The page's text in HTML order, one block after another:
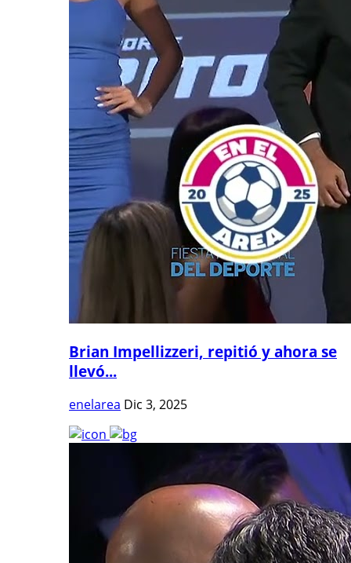
Brian Impellizzeri, repitió y ahora se
llevó...
enelarea Dic 3, 2025